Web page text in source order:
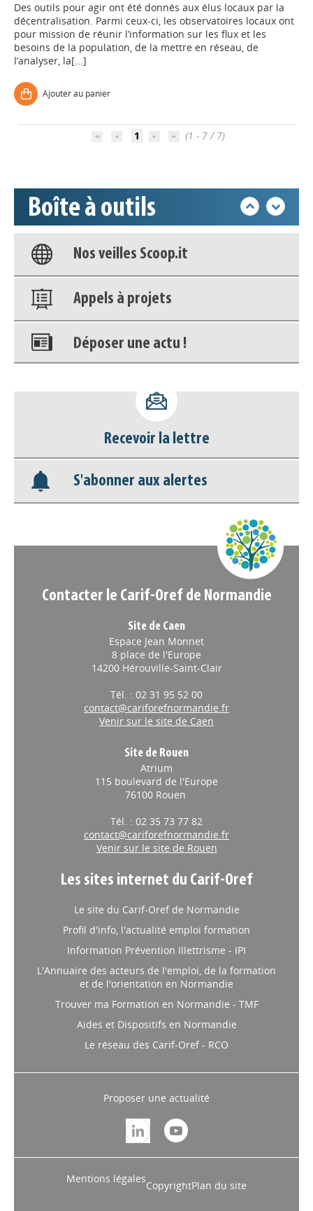
Des outils pour agir ont été donnés aux élus locaux par la
décentralisation. Parmi ceux-ci, les observatoires locaux ont
pour mission de réunir l’information sur les flux et les
besoins de la population, de la mettre en réseau, de
l’analyser, la[...]
Ajouter au panier
1 (1 - 7 / 7)
Boîte à outils
Appels à projets
Déposer une actu !
Accéder à son compte - (Se
Base documentaire
Nos veilles Scoop.it
Appels à projets
Déposer une actu !
Accéder à son compte - (Se
Base documentaire
Nos veilles Scoop.it
Appels à projets
Site de Caen
Espace Jean Monnet
8 place de l'Europe
Tél. : 02 31 95 52 00
contact@cariforefnormandie.fr
Site de Rouen
Atrium
115 boulevard de l'Europe
Tél. : 02 35 73 77 82
contact@cariforefnormandie.fr
L'Annuaire des acteurs de l'emploi, de la formation